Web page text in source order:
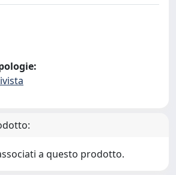
a questo prodotto.